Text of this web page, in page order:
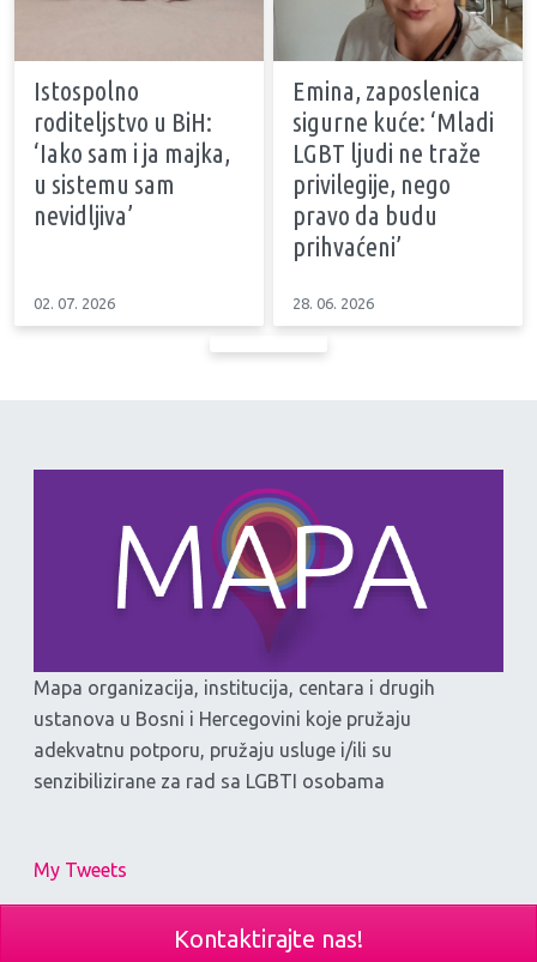
Istospolno
roditeljstvo u BiH:
‘Iako sam i ja majka,
u sistemu sam
nevidljiva’
02. 07. 2026
Emina, zaposlenica
sigurne kuće: ‘Mladi
LGBT ljudi ne traže
privilegije, nego
pravo da budu
prihvaćeni’
28. 06. 2026
Mapa organizacija, institucija, centara i drugih
ustanova u Bosni i Hercegovini koje pružaju
adekvatnu potporu, pružaju usluge i/ili su
senzibilizirane za rad sa LGBTI osobama
My Tweets
Kontaktirajte nas!